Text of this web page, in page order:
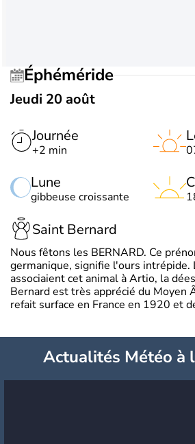
Éphéméride
Jeudi 20 août
Journée
+2 min
Lune
gibbeuse croissante
Saint Bernard
Nous fêtons les BERNARD. Ce
germanique, signifie l'ours intrépide.
associaient cet animal à Artio, la
Bernard est très apprécié du Moyen
refait surface en France en 1920 et
Actualités Météo à